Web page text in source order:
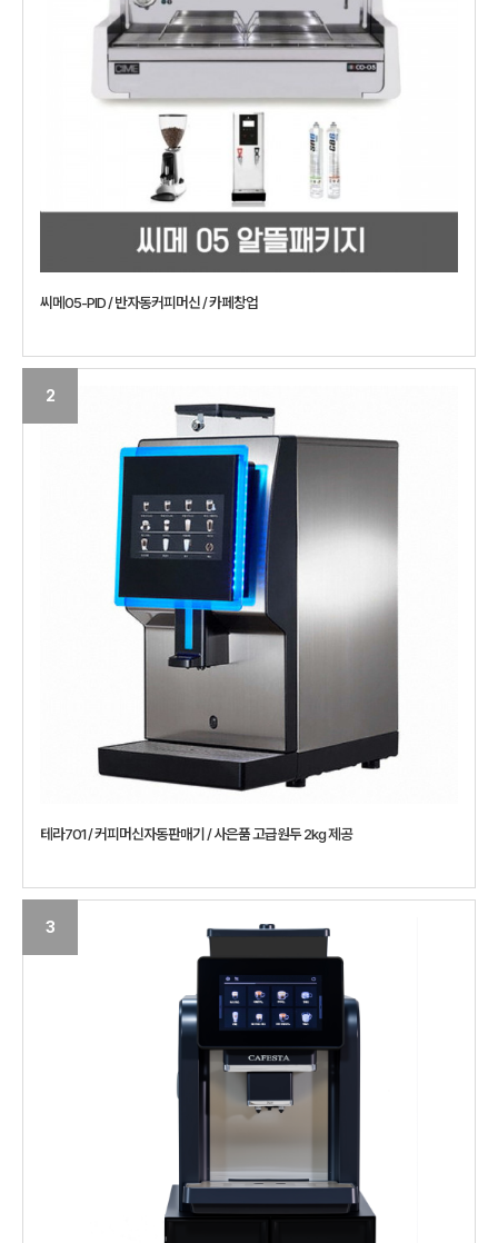
씨메05-PID / 반자동커피머신 / 카페창업
2
테라701 / 커피머신자동판매기 / 사은품 고급원두 2kg 제공
3